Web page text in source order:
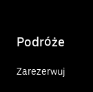
Podróże
Zarezerwuj